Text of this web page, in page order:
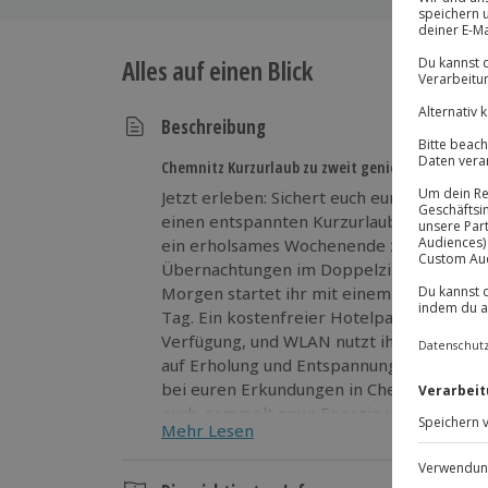
Alles auf einen Blick
Beschreibung
Chemnitz Kurzurlaub zu zweit genießen
Jetzt erleben: Sichert euch eure Auszeit
einen entspannten Kurzurlaub in
ein erholsames Wochenende zu zweit.
Übernachtungen im Doppelzimmer im
Morgen startet ihr mit einem
Tag. Ein kostenfreier Hotelparkplatz
Verfügung, und WLAN nutzt ihr ebenfalls
auf Erholung und Entspannung
bei euren Erkundungen in Chemnitz und
euch, sammelt neue Energie und nehmt
Mehr Lesen